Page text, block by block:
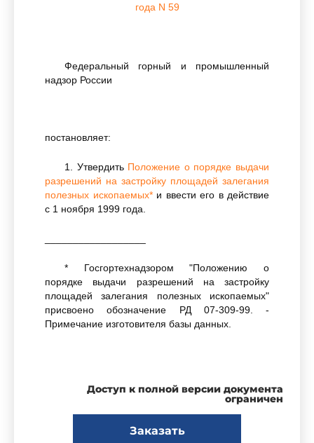
года N 59
Федеральный горный и промышленный
надзор России
постановляет:
1. Утвердить Положение о порядке выдачи
разрешений на застройку площадей залегания
полезных ископаемых*и ввести его в действие
с 1 ноября 1999 года.
* Госгортехнадзором "Положению о
порядке выдачи разрешений на застройку
площадей залегания полезных ископаемых"
присвоено обозначение РД 07-309-99. -
Примечание изготовителя базы данных.
разрешений на застройку площадей залегания
полезных ископаемых, утвержденное
Доступ к полной версии документа
ограничен
Заказать